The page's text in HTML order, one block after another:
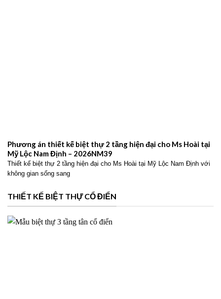
Phương án thiết kế biệt thự 2 tầng hiện đại cho Ms Hoài tại
Mỹ Lộc Nam Định – 2026NM39
Thiết kế biệt thự 2 tầng hiện đại cho Ms Hoài tại Mỹ Lộc Nam Định với
không gian sống sang
THIẾT KẾ BIỆT THỰ CỔ ĐIỂN